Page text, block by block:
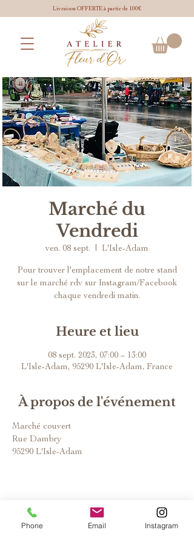
Livraison OFFERTE à partir de 100€
Marché du
Vendredi
ven. 08 sept. L'Isle-Adam
Pour trouver l'emplacement de notre stand
sur le marché rdv sur Instagram/Facebook
chaque vendredi matin.
Heure et lieu
08 sept. 2023, 07:00 – 13:00
L'Isle-Adam, 95290 L'Isle-Adam, France
À propos de l'événement
Marché couvert
Rue Dambry
95290 L'Isle-Adam
Phone Email Instagram